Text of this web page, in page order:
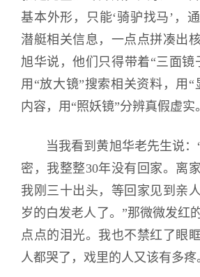
基本外形，只能‘骑驴找马’，
潜艇相关信息，一点点拼凑出
旭华说，他们只得带着“三面镜
用“放大镜”搜索相关资料，用“
内容，用“照妖镜”分辨真假虚实。
当我看到黄旭华老先生说
密，我整整30年没有回家。离
我刚三十出头，等回家见到亲
岁的白发老人了。”那微微发红
点点的泪光。我也不禁红了眼
人都哭了，戏里的人又该有多疼